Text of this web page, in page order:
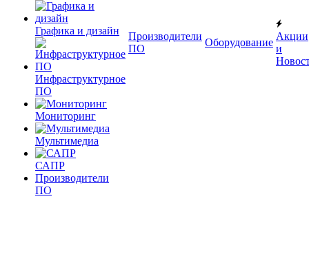
Графика и дизайн
Инфраструктурное
ПО
Мониторинг
Мультимедиа
САПР
Производители
ПО
Производители
ПО
Оборудование
Акции
и